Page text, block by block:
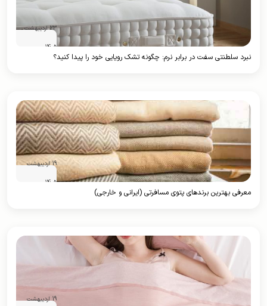
23 اردیبهشت
1405
نبرد سلطنتی سفت در برابر نرم: چگونه تشک رویایی خود را پیدا کنید؟
19 اردیبهشت
1405
معرفی بهترین برندهای پتوی مسافرتی (ایرانی و خارجی)
19 اردیبهشت